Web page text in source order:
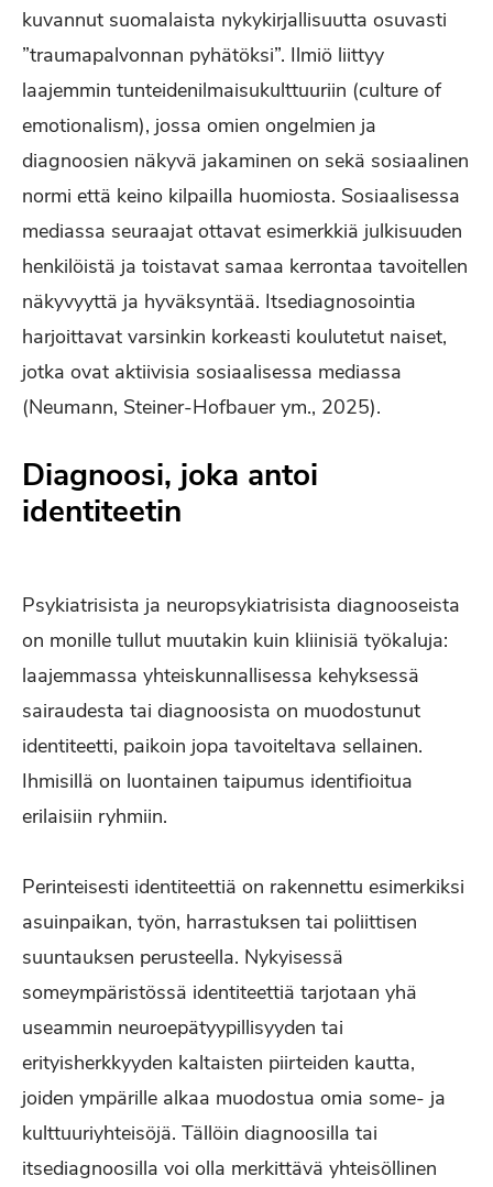
kuvannut suomalaista nykykirjallisuutta osuvasti
”traumapalvonnan pyhätöksi”. Ilmiö liittyy
laajemmin tunteidenilmaisukulttuuriin (culture of
emotionalism), jossa omien ongelmien ja
diagnoosien näkyvä jakaminen on sekä sosiaalinen
normi että keino kilpailla huomiosta. Sosiaalisessa
mediassa seuraajat ottavat esimerkkiä julkisuuden
henkilöistä ja toistavat samaa kerrontaa tavoitellen
näkyvyyttä ja hyväksyntää. Itsediagnosointia
harjoittavat varsinkin korkeasti koulutetut naiset,
jotka ovat aktiivisia sosiaalisessa mediassa
(Neumann, Steiner-Hofbauer ym., 2025).
Diagnoosi, joka antoi
identiteetin
Psykiatrisista ja neuropsykiatrisista diagnooseista
on monille tullut muutakin kuin kliinisiä työkaluja:
laajemmassa yhteiskunnallisessa kehyksessä
sairaudesta tai diagnoosista on muodostunut
identiteetti, paikoin jopa tavoiteltava sellainen.
Ihmisillä on luontainen taipumus identifioitua
erilaisiin ryhmiin.
Perinteisesti identiteettiä on rakennettu esimerkiksi
asuinpaikan, työn, harrastuksen tai poliittisen
suuntauksen perusteella. Nykyisessä
someympäristössä identiteettiä tarjotaan yhä
useammin neuroepätyypillisyyden tai
erityisherkkyyden kaltaisten piirteiden kautta,
joiden ympärille alkaa muodostua omia some- ja
kulttuuriyhteisöjä. Tällöin diagnoosilla tai
itsediagnoosilla voi olla merkittävä yhteisöllinen